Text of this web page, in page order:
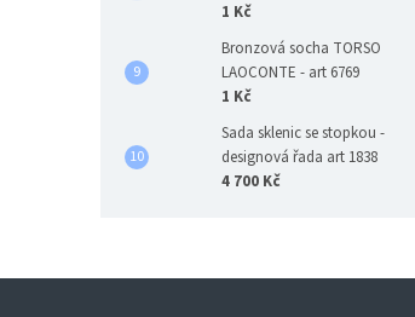
1 Kč
Bronzová socha TORSO
LAOCONTE - art 6769
1 Kč
Sada sklenic se stopkou -
designová řada art 1838
4 700 Kč